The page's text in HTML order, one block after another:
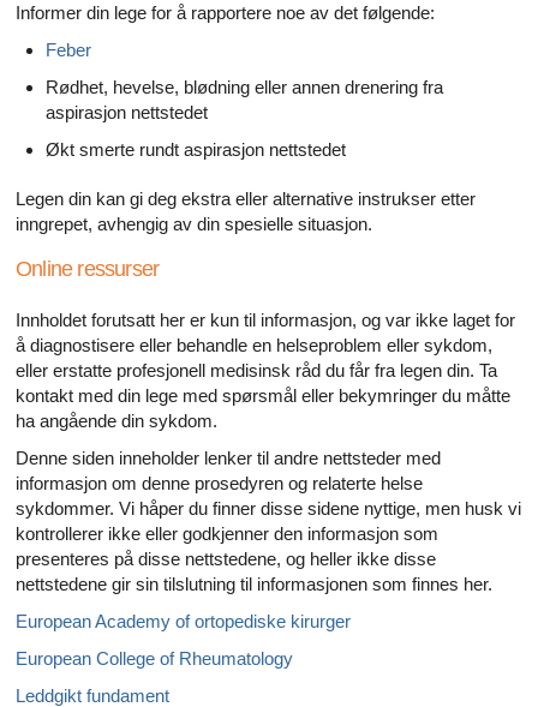
Informer din lege for å rapportere noe av det følgende:
Feber
Rødhet, hevelse, blødning eller annen drenering fra
aspirasjon nettstedet
Økt smerte rundt aspirasjon nettstedet
Legen din kan gi deg ekstra eller alternative instrukser etter
inngrepet, avhengig av din spesielle situasjon.
Online ressurser
Innholdet forutsatt her er kun til informasjon, og var ikke laget for
å diagnostisere eller behandle en helseproblem eller sykdom,
eller erstatte profesjonell medisinsk råd du får fra legen din. Ta
kontakt med din lege med spørsmål eller bekymringer du måtte
ha angående din sykdom.
Denne siden inneholder lenker til andre nettsteder med
informasjon om denne prosedyren og relaterte helse
sykdommer. Vi håper du finner disse sidene nyttige, men husk vi
kontrollerer ikke eller godkjenner den informasjon som
presenteres på disse nettstedene, og heller ikke disse
nettstedene gir sin tilslutning til informasjonen som finnes her.
European Academy of ortopediske kirurger
European College of Rheumatology
Leddgikt fundament